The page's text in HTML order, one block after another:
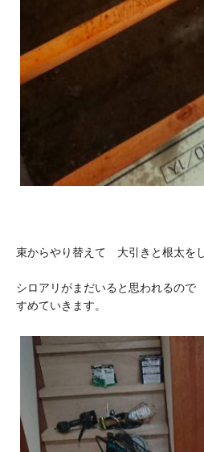
束からやり替えて 大引きと根太をし
シロアリがまだいると思われるの
すめていきます。